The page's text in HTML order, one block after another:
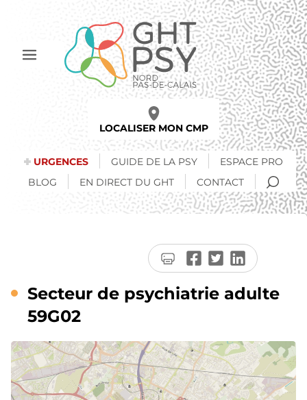
principal
Afficher
LOCALISER MON CMP
URGENCES GUIDE DE LA PSY
ESPACE PRO
BLOG
EN DIRECT DU GHT CONTACT
Secteur de psychiatrie adulte
59G02
Imprimer
la
page
Partager
sur
Facebook
Partager
sur
Twitter
Partager
sur
LinkedIn